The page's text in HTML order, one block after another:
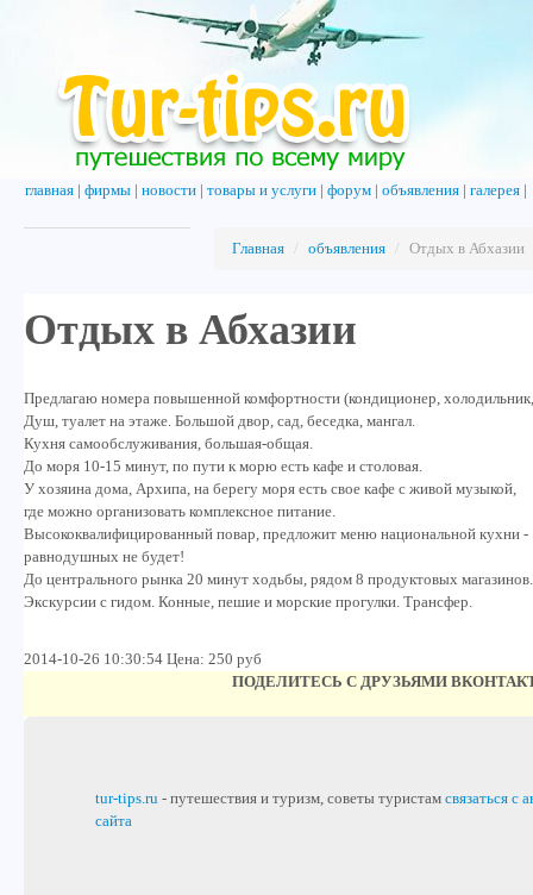
главная фирмы новости товары и услуги форум объявления галерея
Главная / объявления / Отдых в Абхазии
Отдых в Абхазии
Предлагаю номера повышенной комфортности (кондиционер, холодильник,
Душ, туалет на этаже. Большой двор, сад, беседка, мангал.
Кухня самообслуживания, большая-общая.
До моря 10-15 минут, по пути к морю есть кафе и столовая.
У хозяина дома, Архипа, на берегу моря есть свое кафе с живой музыкой,
где можно организовать комплексное питание.
Высококвалифицированный повар, предложит меню национальной кухни -
равнодушных не будет!
До центрального рынка 20 минут ходьбы, рядом 8 продуктовых магазинов.
Экскурсии с гидом. Конные, пешие и морские прогулки. Трансфер.
2014-10-26 10:30:54 Цена: 250 руб
ПОДЕЛИТЕСЬ С ДРУЗЬЯМИ
tur-tips.ru - путешествия и туризм, советы туристам связаться с
сайта